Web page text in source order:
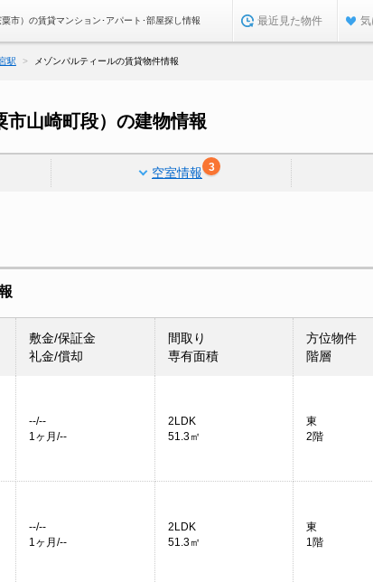
市）の賃貸マンション･アパート･部屋探し情報 最近見た物件 気
駅 メゾンパルティールの賃貸物件情報
市山崎町段）の建物情報
空室情報 3
敷金/保証金
礼金/償却
間取り
専有面積
方位物件
階層
--/--
1ヶ月/--
2LDK
51.3㎡
東
2階
--/--
1ヶ月/--
2LDK
51.3㎡
東
1階